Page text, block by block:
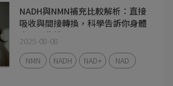
NADH與NMN補充比較解析：直接
吸收與間接轉換，科學告訴你身體
真正吸收誰？
2025-08-08
NMN NADH NAD+ NAD